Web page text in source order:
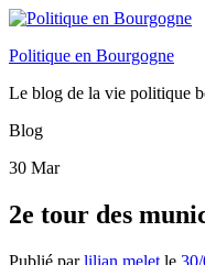
Politique en Bourgogne
Le blog de la vie politique
Blog
30 Mar
2e tour des
Publié parlilian melet le